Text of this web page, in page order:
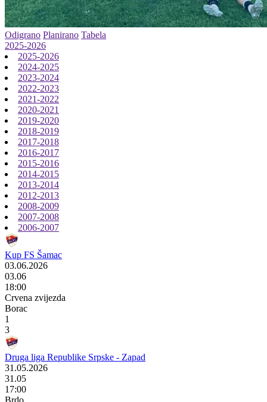
Odigrano Planirano Tabela
2025-2026
2025-2026
2024-2025
2023-2024
2022-2023
2021-2022
2020-2021
2019-2020
2018-2019
2017-2018
2016-2017
2015-2016
2014-2015
2013-2014
2012-2013
2008-2009
2007-2008
2006-2007
Kup FS Šamac
03.06.2026
03.06
18:00
Crvena zvijezda
Borac
1
3
Druga liga Republike Srpske - Zapad
31.05.2026
31.05
17:00
Brdo